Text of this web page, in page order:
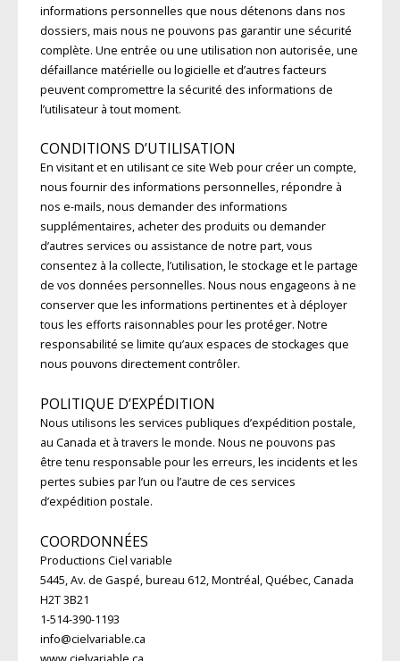
informations personnelles que nous détenons dans nos
dossiers, mais nous ne pouvons pas garantir une sécurité
complète. Une entrée ou une utilisation non autorisée, une
défaillance matérielle ou logicielle et d’autres facteurs
peuvent compromettre la sécurité des informations de
l’utilisateur à tout moment.
CONDITIONS D’UTILISATION
En visitant et en utilisant ce site Web pour créer un compte,
nous fournir des informations personnelles, répondre à
nos e-mails, nous demander des informations
supplémentaires, acheter des produits ou demander
d’autres services ou assistance de notre part, vous
consentez à la collecte, l’utilisation, le stockage et le partage
de vos données personnelles. Nous nous engageons à ne
conserver que les informations pertinentes et à déployer
tous les efforts raisonnables pour les protéger. Notre
responsabilité se limite qu’aux espaces de stockages que
nous pouvons directement contrôler.
POLITIQUE D’EXPÉDITION
Nous utilisons les services publiques d’expédition postale,
au Canada et à travers le monde. Nous ne pouvons pas
être tenu responsable pour les erreurs, les incidents et les
pertes subies par l’un ou l’autre de ces services
d’expédition postale.
COORDONNÉES
Productions Ciel variable
5445, Av. de Gaspé, bureau 612, Montréal, Québec, Canada
H2T 3B21
1-514-390-1193
info@cielvariable.ca